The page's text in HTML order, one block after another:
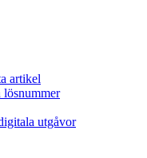
artikel
lösnummer
utgåvor